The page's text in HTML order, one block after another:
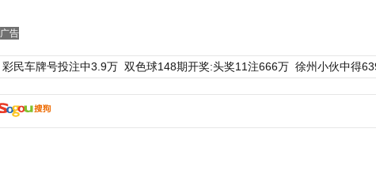
广告
彩民车牌号投注中3.9万 双色球148期开奖:头奖11注666万 徐州小伙中得